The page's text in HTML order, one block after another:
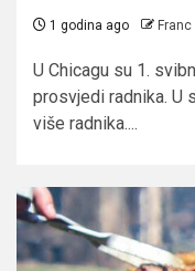
1 godina ago Franc
U Chicagu su 1.
prosvjedi radnika. U
više radnika....